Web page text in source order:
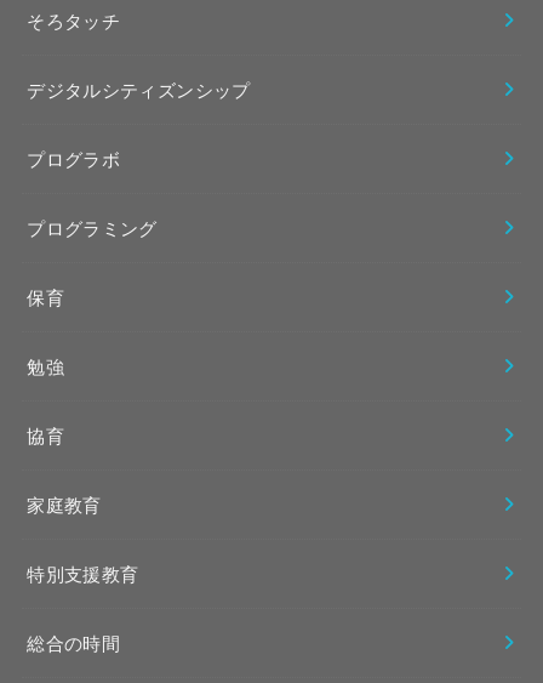
そろタッチ
デジタルシティズンシップ
プログラボ
プログラミング
保育
勉強
協育
家庭教育
特別支援教育
総合の時間